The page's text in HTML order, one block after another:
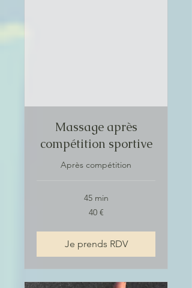
Massage après
compétition sportive
Après compétition
45 min
40 €
Je prends RDV